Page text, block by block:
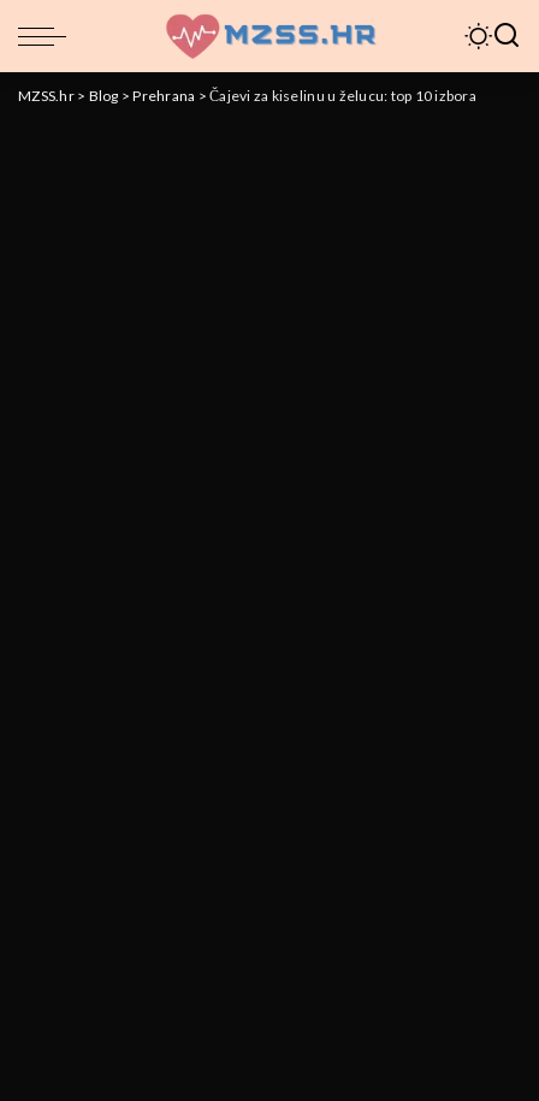
MZSS.hr> Blog >Prehrana >Čajevi za kiselinu u želucu: top 10 izbora